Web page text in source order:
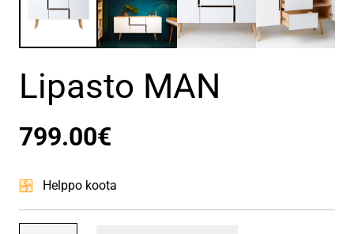
Lipasto MAN
799.00€
Helppo koota